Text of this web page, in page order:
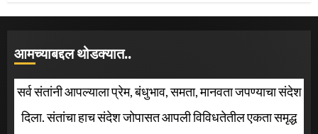
आमच्याबद्दल थोडक्यात..
सर्व संतांनी आपल्याला प्रेम, बंधुभाव, समता, मानवता जपण्याचा संदेश
दिला. संतांचा हाच संदेश जोपासत आपली विविधतेतील एकता समृद्ध